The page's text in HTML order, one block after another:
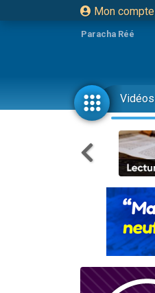
Mon compte
Paracha Réé
Vidéos